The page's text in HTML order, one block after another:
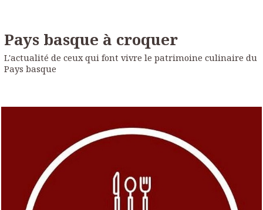
Pays basque à croquer
L'actualité de ceux qui font vivre le patrimoine culinaire du
Pays basque